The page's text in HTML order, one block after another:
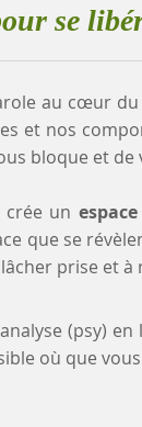
se
au cœur du
et nos
bloque et
un
que se
prise et
(psy)
où que vous